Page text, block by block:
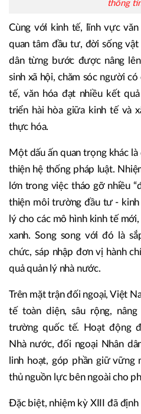
thông
Cùng với kinh tế, lĩnh vực
quan tâm đầu tư, đời sống
dân từng bước được nâng
sinh xã hội, chăm sóc người
tế, văn hóa đạt nhiều kết
triển hài hòa giữa kinh tế và
thực hóa.
Một dấu ấn quan trọng khác
thiện hệ thống pháp luật.
lớn trong việc tháo gỡ nhiều
thiện môi trường đầu tư - kinh
lý cho các mô hình kinh tế
xanh. Song song với đó là
chức, sáp nhập đơn vị hành
quả quản lý nhà nước.
Trên mặt trận đối ngoại, Việt
tế toàn diện, sâu rộng,
trường quốc tế. Hoạt động
Nhà nước, đối ngoại Nhân
linh hoạt, góp phần giữ
thủ nguồn lực bên ngoài cho
Đặc biệt, nhiệm kỳ XIII đã